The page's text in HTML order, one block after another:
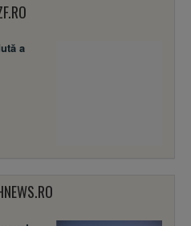
a